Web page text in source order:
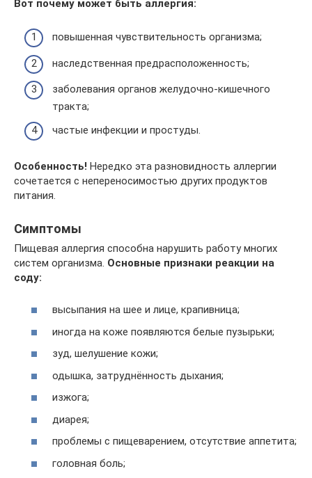
Вот почему может быть аллергия:
повышенная чувствительность организма;
наследственная предрасположенность;
заболевания органов желудочно-кишечного
тракта;
частые инфекции и простуды.
Особенность! Нередко эта разновидность аллергии
сочетается с непереносимостью других продуктов
питания.
Симптомы
Пищевая аллергия способна нарушить работу многих
систем организма. Основные признаки реакции на
соду:
высыпания на шее и лице, крапивница;
иногда на коже появляются белые пузырьки;
зуд, шелушение кожи;
одышка, затруднённость дыхания;
изжога;
диарея;
проблемы с пищеварением, отсутствие аппетита;
головная боль;